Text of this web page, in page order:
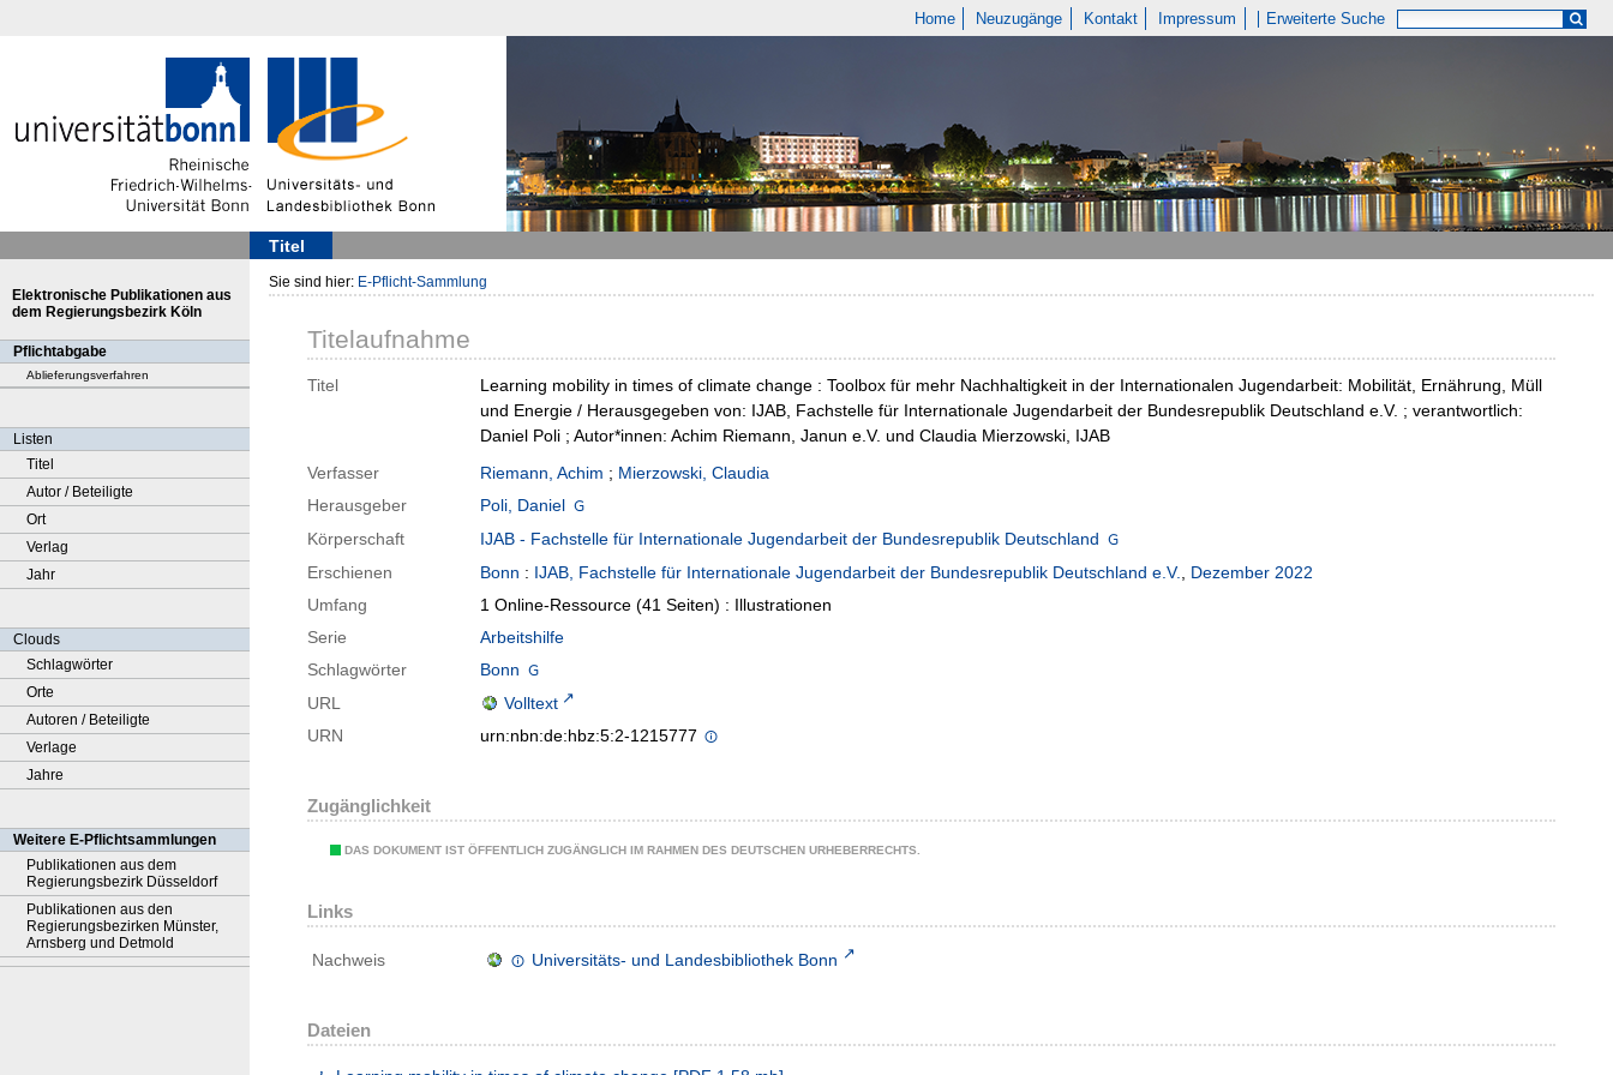
Home Neuzugänge Kontakt Impressum Erweiterte Suche
Titel
Elektronische Publikationen aus
dem Regierungsbezirk Köln
Pflichtabgabe
Ablieferungsverfahren
Listen
Titel
Autor / Beteiligte
Ort
Verlag
Jahr
Clouds
Schlagwörter
Orte
Autoren / Beteiligte
Verlage
Jahre
Weitere E-Pflichtsammlungen
Publikationen aus dem
Regierungsbezirk Düsseldorf
Publikationen aus den
Regierungsbezirken Münster,
Arnsberg und Detmold
Sie sind hier: E-Pflicht-Sammlung
Titelaufnahme
Titel
Learning mobility in times of climate change : Toolbox für mehr Nachhaltigkeit in der Internationalen Jugendarbeit: Mobilität, Ernährung, Müll
und Energie / Herausgegeben von: IJAB, Fachstelle für Internationale Jugendarbeit der Bundesrepublik Deutschland e.V. ; verantwortlich:
Daniel Poli ; Autor*innen: Achim Riemann, Janun e.V. und Claudia Mierzowski, IJAB
Verfasser
Riemann, Achim ; Mierzowski, Claudia
Herausgeber
Poli, Daniel
Körperschaft
IJAB - Fachstelle für Internationale Jugendarbeit der Bundesrepublik Deutschland
Erschienen
Bonn : IJAB, Fachstelle für Internationale Jugendarbeit der Bundesrepublik Deutschland e.V., Dezember 2022
Umfang
1 Online-Ressource (41 Seiten) : Illustrationen
Serie
Arbeitshilfe
Schlagwörter
Bonn
URL
Volltext
URN
urn:nbn:de:hbz:5:2-1215777
Zugänglichkeit
DAS DOKUMENT IST ÖFFENTLICH ZUGÄNGLICH IM RAHMEN DES DEUTSCHEN URHEBERRECHTS.
Links
Nachweis Universitäts- und Landesbibliothek Bonn
Dateien